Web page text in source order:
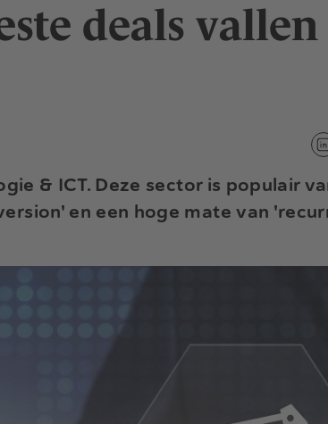
deals
& ICT. Deze sector is populair
en een hoge mate van